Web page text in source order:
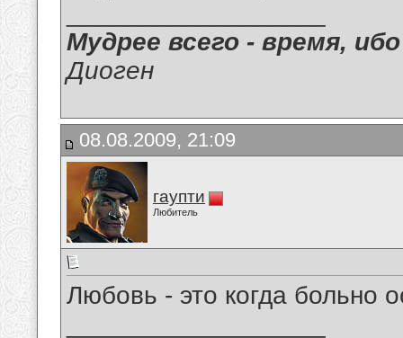
Мудрее всего - время,
Диоген
08.08.2009, 21:09
гаупти
Любитель
Любовь - это когда больно